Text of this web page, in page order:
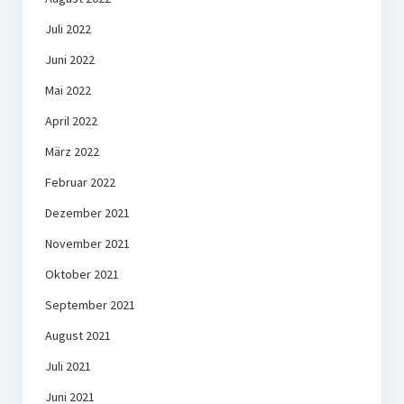
Juli 2022
Juni 2022
Mai 2022
April 2022
März 2022
Februar 2022
Dezember 2021
November 2021
Oktober 2021
September 2021
August 2021
Juli 2021
Juni 2021